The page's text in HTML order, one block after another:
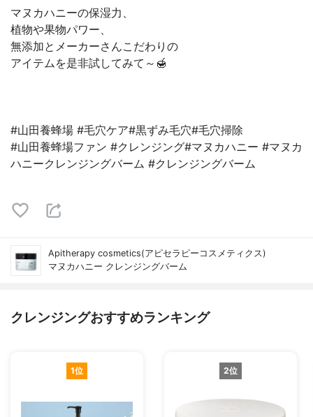
マヌカハニーの保湿力、⁡
植物や果物パワー、⁡
無添加とメーカーさんこだわりの⁡
アイテムを是非試してみて～🍯⁡
#山田養蜂場 #毛穴ケア#黒ずみ毛穴#毛穴掃除⁡
#山田養蜂場ファン #クレンジング#マヌカハニー #マヌカ
ハニークレンジングバーム #クレンジングバーム
Apitherapy cosmetics(アピセラピーコスメティクス)
マヌカハニー クレンジングバーム
クレンジングおすすめランキング
1位 2位